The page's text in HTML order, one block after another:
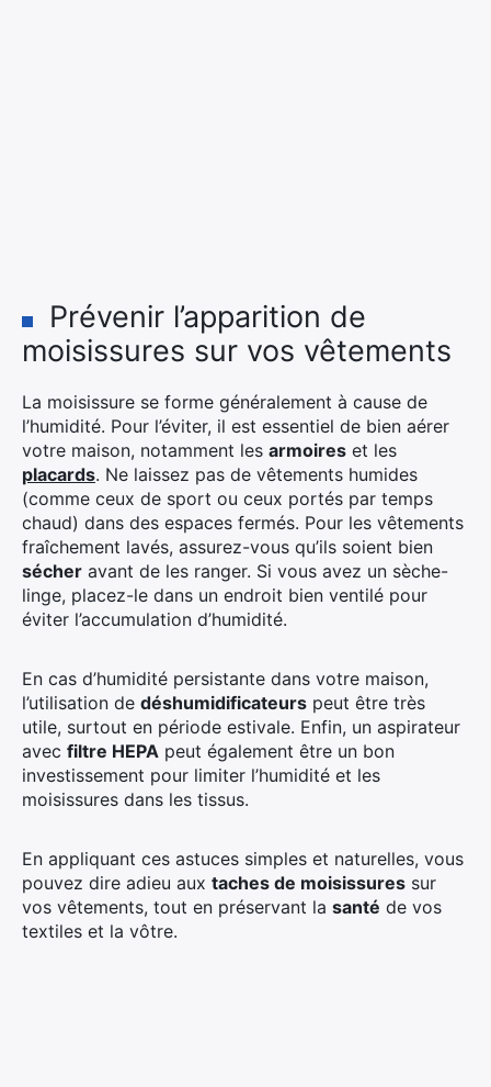
Prévenir l’apparition de
moisissures sur vos vêtements
La moisissure se forme généralement à cause de
l’humidité. Pour l’éviter, il est essentiel de bien aérer
votre maison, notamment les armoires et les
placards. Ne laissez pas de vêtements humides
(comme ceux de sport ou ceux portés par temps
chaud) dans des espaces fermés. Pour les vêtements
fraîchement lavés, assurez-vous qu’ils soient bien
sécher avant de les ranger. Si vous avez un sèche-
linge, placez-le dans un endroit bien ventilé pour
éviter l’accumulation d’humidité.
En cas d’humidité persistante dans votre maison,
l’utilisation de déshumidificateurs peut être très
utile, surtout en période estivale. Enfin, un aspirateur
avec filtre HEPA peut également être un bon
investissement pour limiter l’humidité et les
moisissures dans les tissus.
En appliquant ces astuces simples et naturelles, vous
pouvez dire adieu aux taches de moisissures sur
vos vêtements, tout en préservant la santé de vos
textiles et la vôtre.